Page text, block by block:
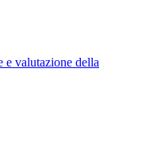
e valutazione della